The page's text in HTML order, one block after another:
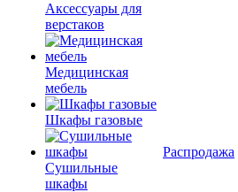
Аксессуары для
верстаков
Медицинская
мебель
Шкафы газовые
Сушильные
шкафы
Распродажа